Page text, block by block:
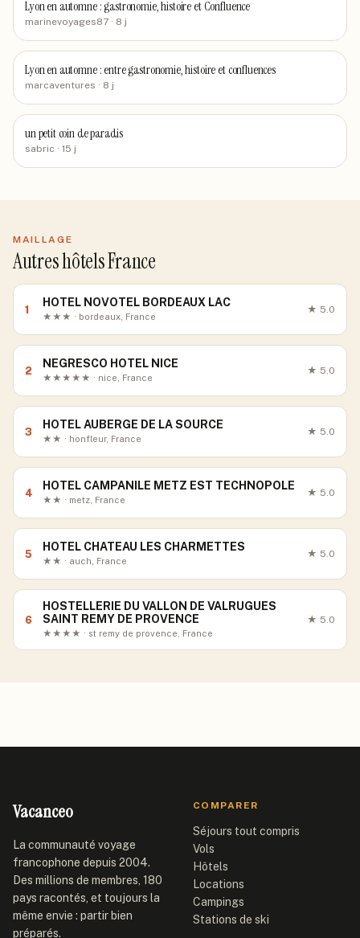
Lyon en automne : gastronomie, histoire et Confluence
marinevoyages87 · 8 j
Lyon en automne : entre gastronomie, histoire et confluences
marcaventures · 8 j
un petit coin de paradis
sabric · 15 j
MAILLAGE
Autres hôtels France
1
HOTEL NOVOTEL BORDEAUX LAC
★★★ · bordeaux, France
★ 5.0
2
NEGRESCO HOTEL NICE
★★★★★ · nice, France
★ 5.0
3
HOTEL AUBERGE DE LA SOURCE
★★ · honfleur, France
★ 5.0
4
HOTEL CAMPANILE METZ EST TECHNOPOLE
★★ · metz, France
★ 5.0
5
HOTEL CHATEAU LES CHARMETTES
★★ · auch, France
★ 5.0
6
HOSTELLERIE DU VALLON DE VALRUGUES
SAINT REMY DE PROVENCE
★★★★ · st remy de provence, France
★ 5.0
Vacanceo
La communauté voyage
francophone depuis 2004.
Des millions de membres, 180
pays racontés, et toujours la
même envie : partir bien
préparés.
COMPARER
Séjours tout compris
Vols
Hôtels
Locations
Campings
Stations de ski